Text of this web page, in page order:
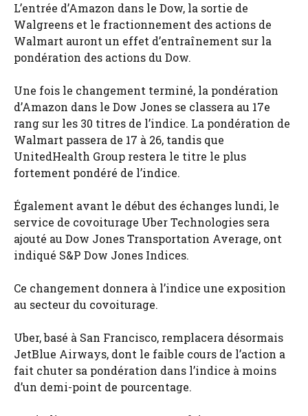
L’entrée d’Amazon dans le Dow, la sortie de
Walgreens et le fractionnement des actions de
Walmart auront un effet d’entraînement sur la
pondération des actions du Dow.
Une fois le changement terminé, la pondération
d’Amazon dans le Dow Jones se classera au 17e
rang sur les 30 titres de l’indice. La pondération de
Walmart passera de 17 à 26, tandis que
UnitedHealth Group restera le titre le plus
fortement pondéré de l’indice.
Également avant le début des échanges lundi, le
service de covoiturage Uber Technologies sera
ajouté au Dow Jones Transportation Average, ont
indiqué S&P Dow Jones Indices.
Ce changement donnera à l’indice une exposition
au secteur du covoiturage.
Uber, basé à San Francisco, remplacera désormais
JetBlue Airways, dont le faible cours de l’action a
fait chuter sa pondération dans l’indice à moins
d’un demi-point de pourcentage.